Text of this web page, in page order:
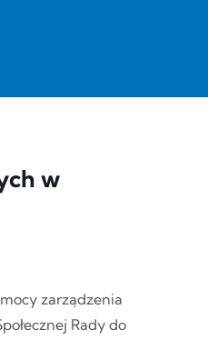
w
zarządzenia
Rady do